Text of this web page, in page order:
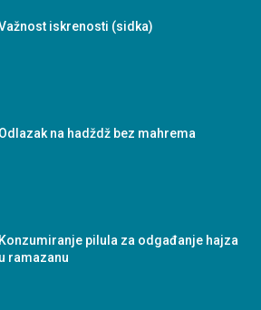
iskrenosti (sidka)
Odlazak na hadždž bez mahrema
Konzumiranje pilula za odgađanje hajza
u ramazanu